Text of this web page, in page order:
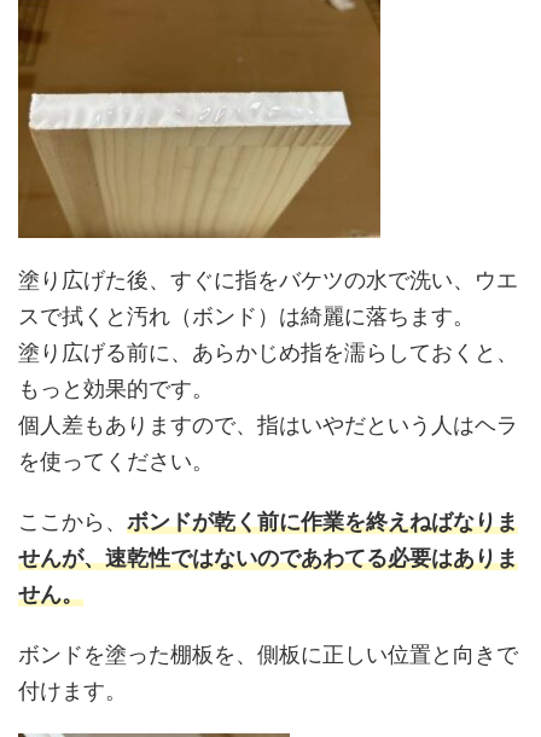
塗り広げた後、すぐに指をバケツの水で洗い、ウエ
スで拭くと汚れ（ボンド）は綺麗に落ちます。
塗り広げる前に、あらかじめ指を濡らしておくと、
もっと効果的です。
個人差もありますので、指はいやだという人はヘラ
を使ってください。
ここから、 ボンドが乾く前に作業を終えねばなりま
せんが、速乾性ではないのであわてる必要はありま
せん。
ボンドを塗った棚板を、側板に正しい位置と向きで
付けます。